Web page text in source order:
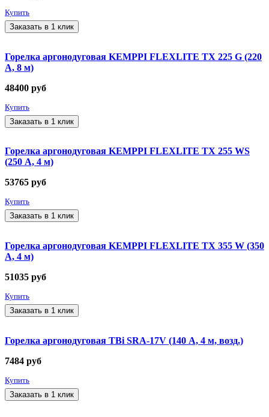
Купить
Заказать в 1 клик
Горелка аргонодуговая KEMPPI FLEXLITE TX 225 G (220
А, 8 м)
48400 руб
Купить
Заказать в 1 клик
Горелка аргонодуговая KEMPPI FLEXLITE TX 255 WS
(250 А, 4 м)
53765 руб
Купить
Заказать в 1 клик
Горелка аргонодуговая KEMPPI FLEXLITE TX 355 W (350
А, 4 м)
51035 руб
Купить
Заказать в 1 клик
Горелка аргонодуговая TBi SRA-17V (140 А, 4 м, возд.)
7484 руб
Купить
Заказать в 1 клик